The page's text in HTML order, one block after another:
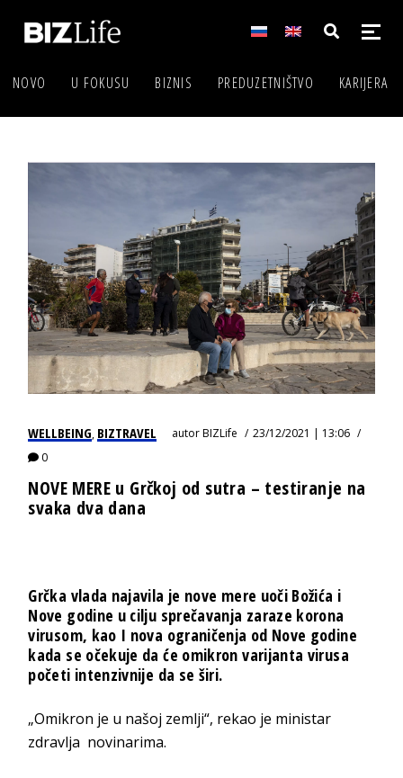
NOVO U FOKUSU BIZNIS PREDUZETNIŠTVO KARIJERA
WELLBEING, BIZTRAVEL autorBIZLife
23/12/2021 | 13:06
0
NOVE MERE u Grčkoj od sutra – testiranje na
svaka dva dana
Grčka vlada najavila je nove mere uoči Božića i
Nove godine u cilju sprečavanja zaraze korona
virusom, kao I nova ograničenja od Nove godine
kada se očekuje da će omikron varijanta virusa
početi intenzivnije da se širi.
„Omikron je u našoj zemlji“, rekao je ministar
zdravlja novinarima.